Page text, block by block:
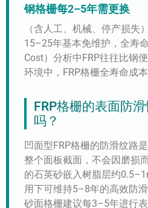
钢格栅每2–5年需更换
（含人工、机械、停产损失
15–25年基本免维护，全寿
Cost）分析中FRP往往比钢
环境中，FRP格栅全寿命成
FRP格栅的表面防
吗？
凹面型FRP格栅的防滑纹路
整个面板截面，不会因磨损
的石英砂嵌入树脂层约
用下可维持5–8年的高效防
砂面格栅建议每3–5年进行